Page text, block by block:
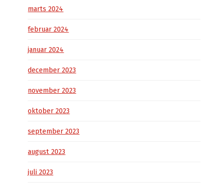
marts 2024
februar 2024
januar 2024
december 2023
november 2023
oktober 2023
september 2023
august 2023
juli 2023